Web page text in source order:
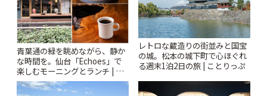
青葉通の緑を眺めながら、静か
な時間を。仙台「Echoes」で
楽しむモーニングとランチ | こ
とりっぷ
レトロな蔵造りの街並みと国宝
の城。松本の城下町で心ほぐれ
る週末1泊2日の旅 | ことりっぷ